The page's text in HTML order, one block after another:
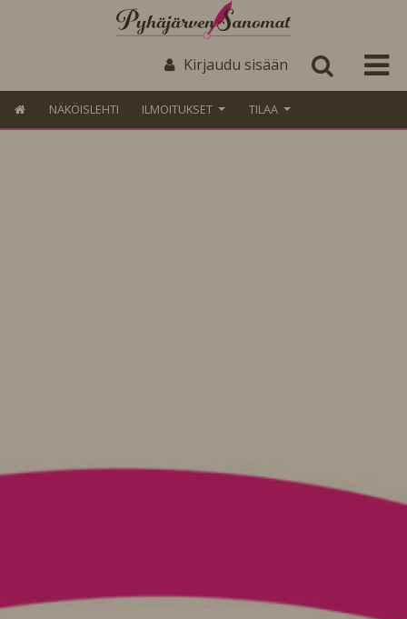
Kirjaudu sisään
NÄKÖISLEHTI ILMOITUKSET TILAA